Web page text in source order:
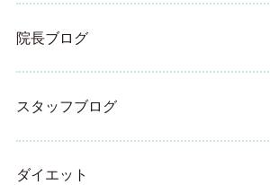
院長ブログ
スタッフブログ
ダイエット